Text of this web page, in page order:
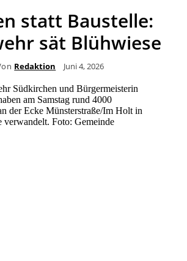
statt Baustelle:
sät Blühwiese
Redaktion Juni 4, 2026